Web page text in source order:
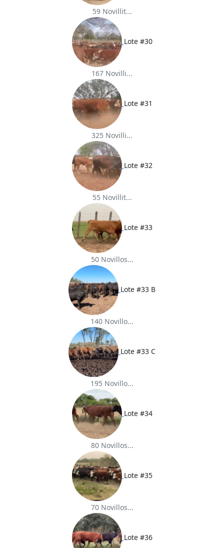
59 Novillit...
Lote #30
167 Novilli...
Lote #31
325 Novilli...
Lote #32
55 Novillit...
Lote #33
50 Novillos...
Lote #33 B
140 Novillo...
Lote #33 C
195 Novillo...
Lote #34
80 Novillos...
Lote #35
70 Novillos...
Lote #36